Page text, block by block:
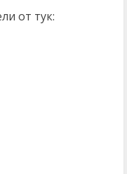
от тук: